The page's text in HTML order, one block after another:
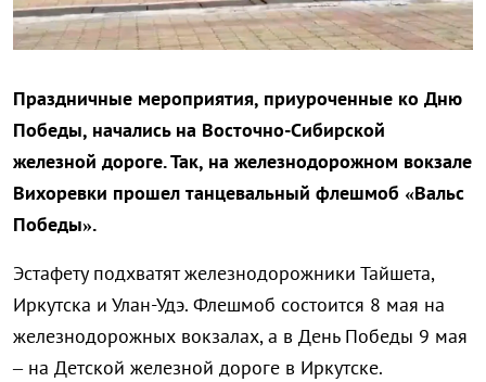
Праздничные мероприятия, приуроченные ко Дню
Победы, начались на Восточно-Сибирской
железной дороге. Так, на железнодорожном вокзале
Вихоревки прошел танцевальный флешмоб «Вальс
Победы».
Эстафету подхватят железнодорожники Тайшета,
Иркутска и Улан-Удэ. Флешмоб состоится 8 мая на
железнодорожных вокзалах, а в День Победы 9 мая
– на Детской железной дороге в Иркутске.